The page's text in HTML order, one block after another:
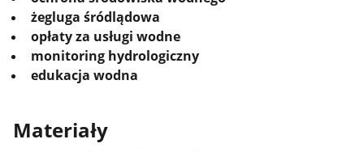
żegluga śródlądowa
opłaty za usługi wodne
monitoring hydrologiczny
edukacja wodna
Materiały